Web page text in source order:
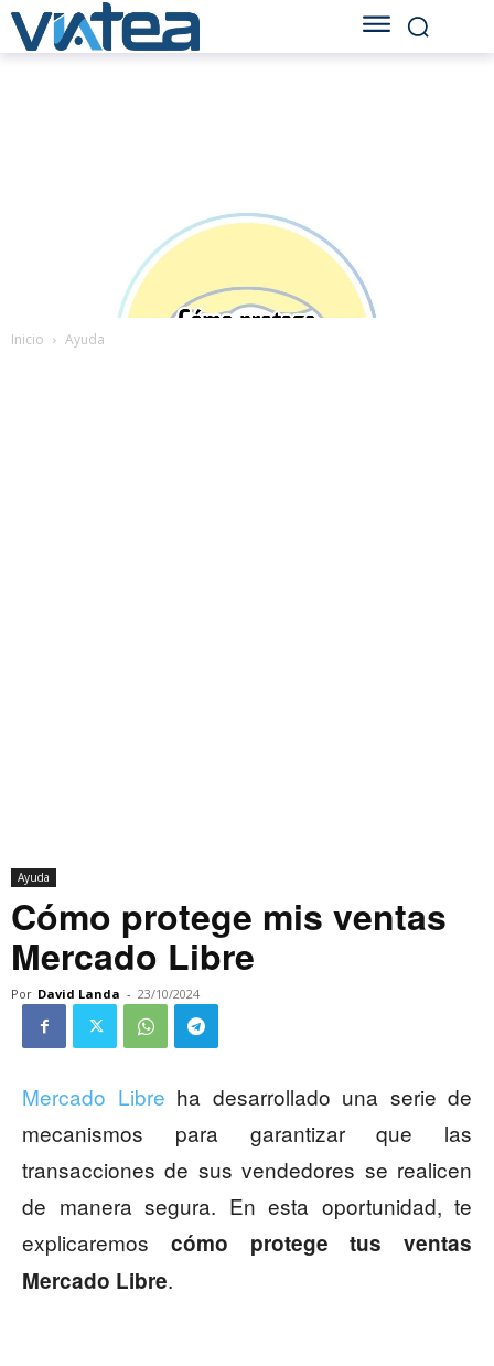
Inicio Ayuda
Ayuda
Cómo protege mis ventas
Mercado Libre
Por David Landa - 23/10/2024
Mercado Libre ha desarrollado una serie de
mecanismos para garantizar que las
transacciones de sus vendedores se realicen
de manera segura. En esta oportunidad, te
explicaremos cómo protege tus ventas
Mercado Libre.